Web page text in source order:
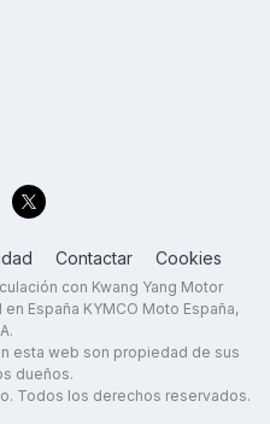
Contactar Cookies
con Kwang Yang Motor
España KYMCO Moto España,
esta web son propiedad de sus
dueños.
Todos los derechos reservados.